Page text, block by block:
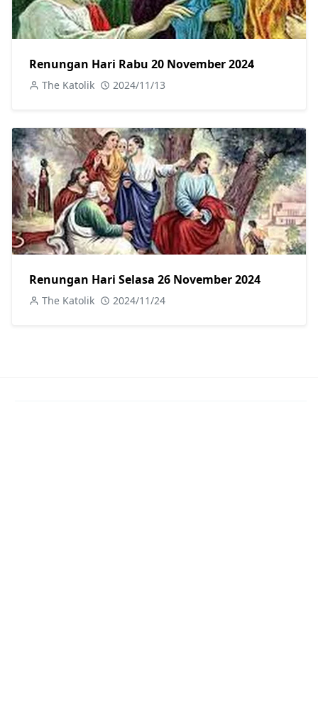
Renungan Hari Rabu 20 November 2024
The Katolik 2024/11/13
Renungan Hari Selasa 26 November 2024
The Katolik 2024/11/24